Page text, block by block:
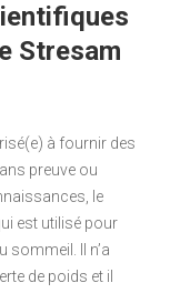
Stresam
à fournir des
preuve ou
le
est utilisé pour
sommeil. Il n’a
de poids et il